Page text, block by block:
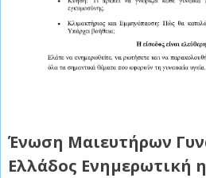
Ένωση Μαιευτήρων
Ελλάδος Ενημερωτική